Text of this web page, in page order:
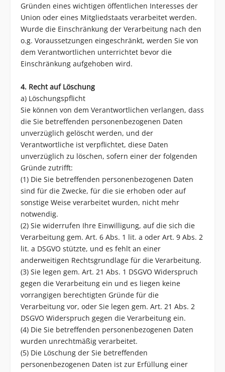
Gründen eines wichtigen öffentlichen Interesses der
Union oder eines Mitgliedstaats verarbeitet werden.
Wurde die Einschränkung der Verarbeitung nach den
o.g. Voraussetzungen eingeschränkt, werden Sie von
dem Verantwortlichen unterrichtet bevor die
Einschränkung aufgehoben wird.
4. Recht auf Löschung
a) Löschungspflicht
Sie können von dem Verantwortlichen verlangen, dass
die Sie betreffenden personenbezogenen Daten
unverzüglich gelöscht werden, und der
Verantwortliche ist verpflichtet, diese Daten
unverzüglich zu löschen, sofern einer der folgenden
Gründe zutrifft:
(1) Die Sie betreffenden personenbezogenen Daten
sind für die Zwecke, für die sie erhoben oder auf
sonstige Weise verarbeitet wurden, nicht mehr
notwendig.
(2) Sie widerrufen Ihre Einwilligung, auf die sich die
Verarbeitung gem. Art. 6 Abs. 1 lit. a oder Art. 9 Abs. 2
lit. a DSGVO stützte, und es fehlt an einer
anderweitigen Rechtsgrundlage für die Verarbeitung.
(3) Sie legen gem. Art. 21 Abs. 1 DSGVO Widerspruch
gegen die Verarbeitung ein und es liegen keine
vorrangigen berechtigten Gründe für die
Verarbeitung vor, oder Sie legen gem. Art. 21 Abs. 2
DSGVO Widerspruch gegen die Verarbeitung ein.
(4) Die Sie betreffenden personenbezogenen Daten
wurden unrechtmäßig verarbeitet.
(5) Die Löschung der Sie betreffenden
personenbezogenen Daten ist zur Erfüllung einer